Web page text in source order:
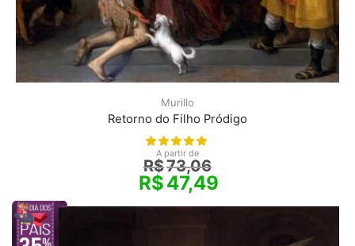
Murillo
Retorno do Filho Pródigo
A partir de
R$73,06
R$47,49